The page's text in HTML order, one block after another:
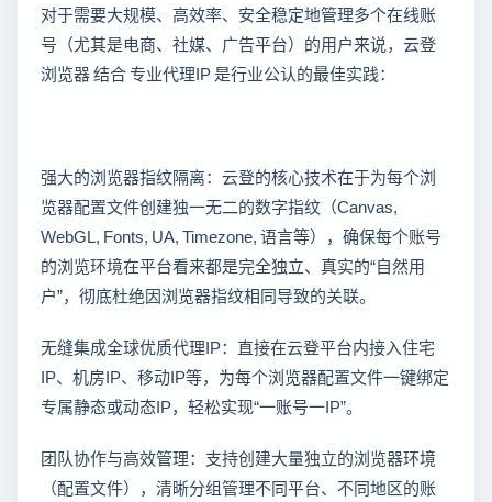
对于需要大规模、高效率、安全稳定地管理多个在线账
号（尤其是电商、社媒、广告平台）的用户来说，云登
浏览器 结合 专业代理IP 是行业公认的最佳实践：
强大的浏览器指纹隔离：云登的核心技术在于为每个浏
览器配置文件创建独一无二的数字指纹（Canvas,
WebGL, Fonts, UA, Timezone, 语言等），确保每个账号
的浏览环境在平台看来都是完全独立、真实的“自然用
户”，彻底杜绝因浏览器指纹相同导致的关联。
无缝集成全球优质代理IP：直接在云登平台内接入住宅
IP、机房IP、移动IP等，为每个浏览器配置文件一键绑定
专属静态或动态IP，轻松实现“一账号一IP”。
团队协作与高效管理：支持创建大量独立的浏览器环境
（配置文件），清晰分组管理不同平台、不同地区的账